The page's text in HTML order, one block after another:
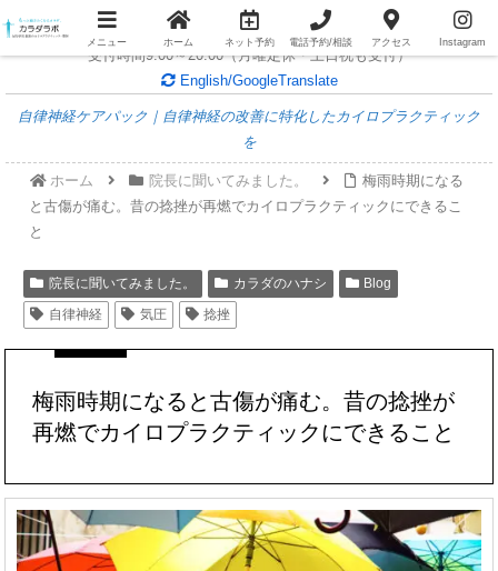
女性専用整体/個室個別対応/
無料電話相談随時受付中
受付時間9:00～20:00（月曜定休・土日祝も受付）
English/GoogleTranslate
自律神経ケアパック｜自律神経の改善に特化したカイロプラクティック
を
ホーム 院長に聞いてみました。
梅雨時期になる
と古傷が痛む。昔の捻挫が再燃でカイロプラクティックにできるこ
と
院長に聞いてみました。 カラダのハナシ
Blog
自律神経
気圧 捻挫
梅雨時期になると古傷が痛む。昔の捻挫が
再燃でカイロプラクティックにできること
メニュー ホーム ネット予約 電話予約/相談 アクセス Instagram